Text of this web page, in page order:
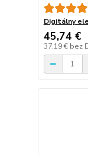
Digitálny
45,74 €
37,19 € bez